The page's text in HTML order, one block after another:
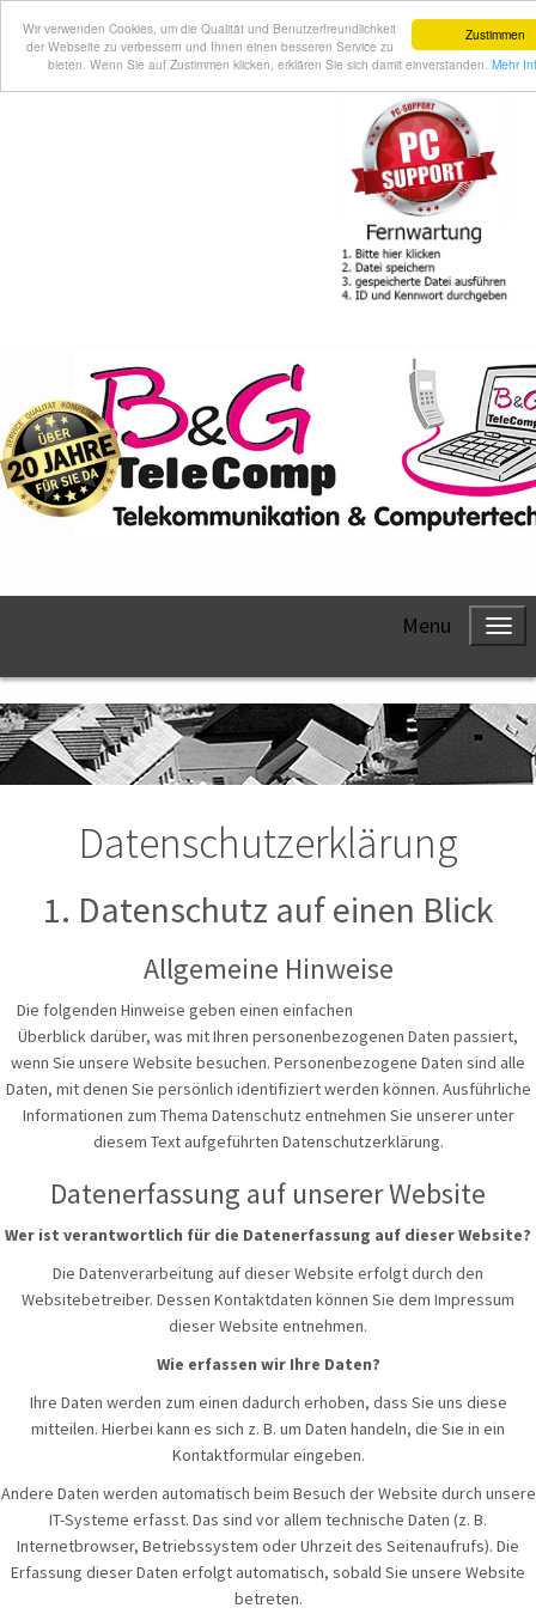
Zustimmen
Wir verwenden Cookies, um die Qualität und Benutzerfreundlichkeit
der Webseite zu verbessern und Ihnen einen besseren Service zu
bieten. Wenn Sie auf Zustimmen klicken, erklären Sie sich damit einverstanden. Mehr
Menu
Datenschutzerklärung
1. Datenschutz auf einen Blick
Allgemeine Hinweise
Die folgenden Hinweise geben einen einfachen
Überblick darüber, was mit Ihren personenbezogenen Daten passiert,
wenn Sie unsere Website besuchen. Personenbezogene Daten sind alle
Daten, mit denen Sie persönlich identifiziert werden können. Ausführliche
Informationen zum Thema Datenschutz entnehmen Sie unserer unter
diesem Text aufgeführten Datenschutzerklärung.
Datenerfassung auf unserer Website
Wer ist verantwortlich für die Datenerfassung auf dieser Website?
Die Datenverarbeitung auf dieser Website erfolgt durch den
Websitebetreiber. Dessen Kontaktdaten können Sie dem Impressum
dieser Website entnehmen.
Wie erfassen wir Ihre Daten?
Ihre Daten werden zum einen dadurch erhoben, dass Sie uns diese
mitteilen. Hierbei kann es sich z. B. um Daten handeln, die Sie in ein
Kontaktformular eingeben.
Andere Daten werden automatisch beim Besuch der Website durch unsere
IT-Systeme erfasst. Das sind vor allem technische Daten (z. B.
Internetbrowser, Betriebssystem oder Uhrzeit des Seitenaufrufs). Die
Erfassung dieser Daten erfolgt automatisch, sobald Sie unsere Website
betreten.